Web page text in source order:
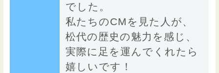
でした。
私たちのCMを見た人が、
松代の歴史の魅力を感じ、
実際に足を運んでくれたら
嬉しいです！